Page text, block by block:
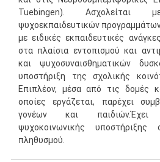
Tuebingen). Ασχολείται
ψυχοεκπαιδευτικών
με ειδικές εκπαιδευτικές
στα πλαίσια εντοπισμού και
και ψυχοσυναισθηματικών
υποστήριξη της σχολικής
Επιπλέον, μέσα από τις δομές
οποίες εργάζεται, παρέχει
γονέων και παιδιών.Έχει
ψυχοκοινωνικής
πληθυσμού.